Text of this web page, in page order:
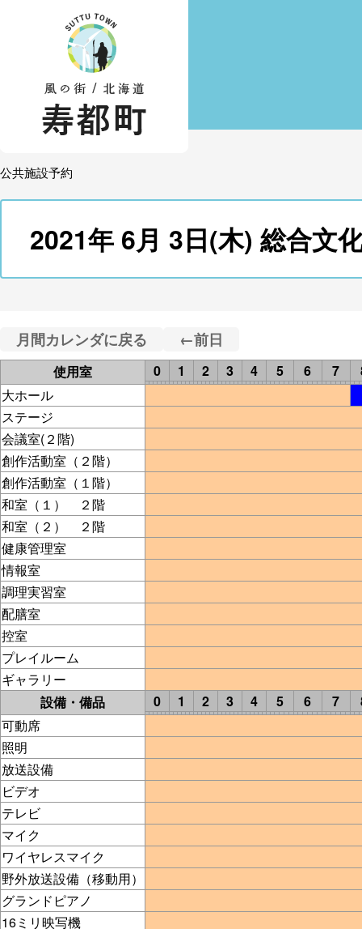
公共施設予約
2021年 6月 3日(木) 総合文
月間カレンダに戻る ←前日
使用室 0 1 2 3 4 5 6 7
大ホール
ステージ
会議室(２階)
創作活動室（２階）
創作活動室（１階）
和室（１） ２階
和室（２） ２階
健康管理室
情報室
調理実習室
配膳室
控室
プレイルーム
ギャラリー
設備・備品
0 1 2 3 4 5 6 7
可動席
照明
放送設備
ビデオ
テレビ
マイク
ワイヤレスマイク
野外放送設備（移動用）
グランドピアノ
16ミリ映写機